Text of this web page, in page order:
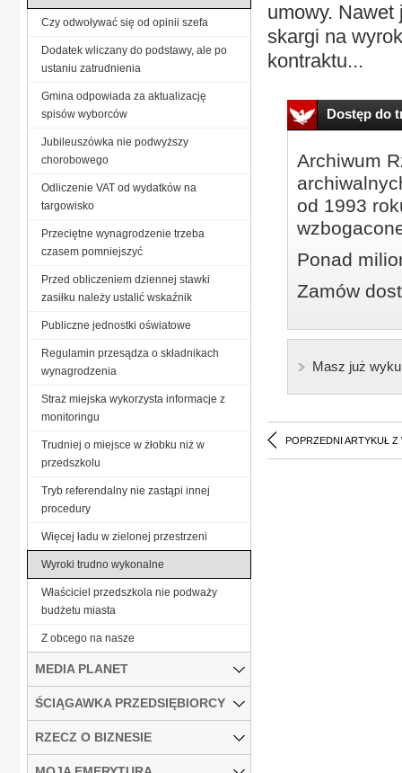
umowy.
skargi na
kontraktu...
Dostęp do
Archiwum
od 1993
Ponad
Zamów
Masz już
POPRZEDNI ARTYKUŁ Z
Czy odwoływać się od opinii szefa
Dodatek wliczany do podstawy, ale po
ustaniu zatrudnienia
Gmina odpowiada za aktualizację
spisów wyborców
Jubileuszówka nie podwyższy
chorobowego
Odliczenie VAT od wydatków na
targowisko
Przeciętne wynagrodzenie trzeba
czasem pomniejszyć
Przed obliczeniem dziennej stawki
zasiłku należy ustalić wskaźnik
Publiczne jednostki oświatowe
Regulamin przesądza o składnikach
wynagrodzenia
Straż miejska wykorzysta informacje z
monitoringu
Trudniej o miejsce w żłobku niż w
przedszkolu
Tryb referendalny nie zastąpi innej
procedury
Więcej ładu w zielonej przestrzeni
Wyroki trudno wykonalne
Właściciel przedszkola nie podważy
budżetu miasta
Z obcego na nasze
MEDIA PLANET
ŚCIĄGAWKA PRZEDSIĘBIORCY
RZECZ O BIZNESIE